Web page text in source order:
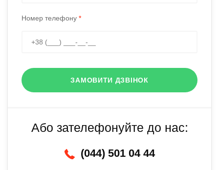
Номер телефону *
ЗАМОВИТИ ДЗВІНОК
Або зателефонуйте до нас:
(044) 501 04 44